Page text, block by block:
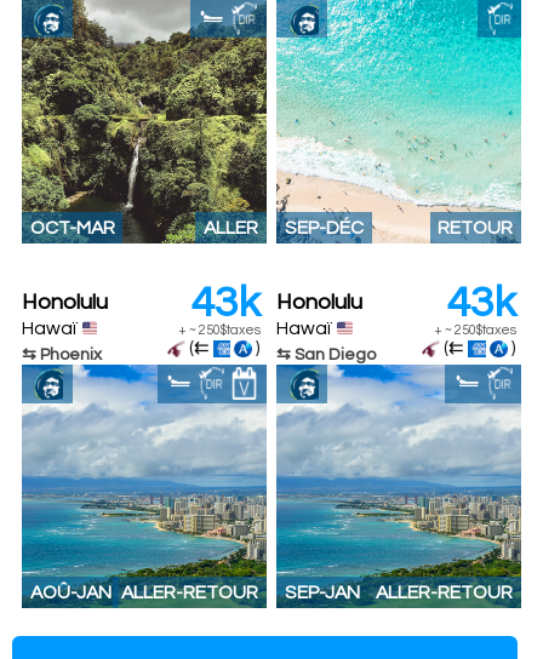
ALLER
OCT-MAR RETOUR
SEP-DÉC
Honolulu
Hawaï
⇆ Phoenix
43k
+~250$taxes
(⇇ )
ALLER-RETOUR
AOÛ-JAN
Honolulu
Hawaï
⇆ San Diego
43k
+ ~250$taxes
(⇇ )
ALLER-RETOUR
SEP-JAN